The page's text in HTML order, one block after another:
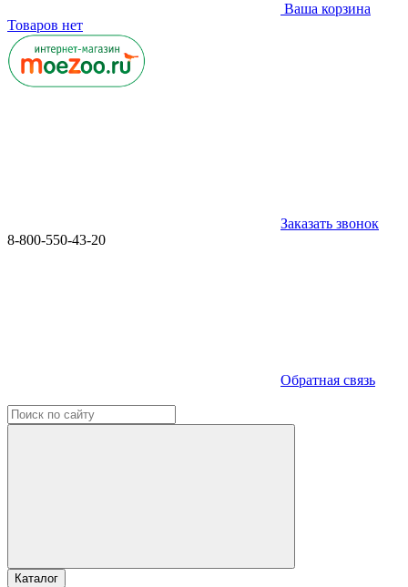
Ваша корзина
Товаров нет
Заказать звонок
8-800-550-43-20
Обратная связь
Каталог